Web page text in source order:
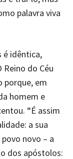
palavra viva
é idêntica,
do Céu
porque, em
homem e
“É assim
a sua
novo – a
dos apóstolos: